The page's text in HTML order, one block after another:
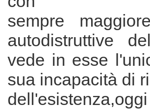
sempre
autodistruttive
vede in esse
sua incapacità di